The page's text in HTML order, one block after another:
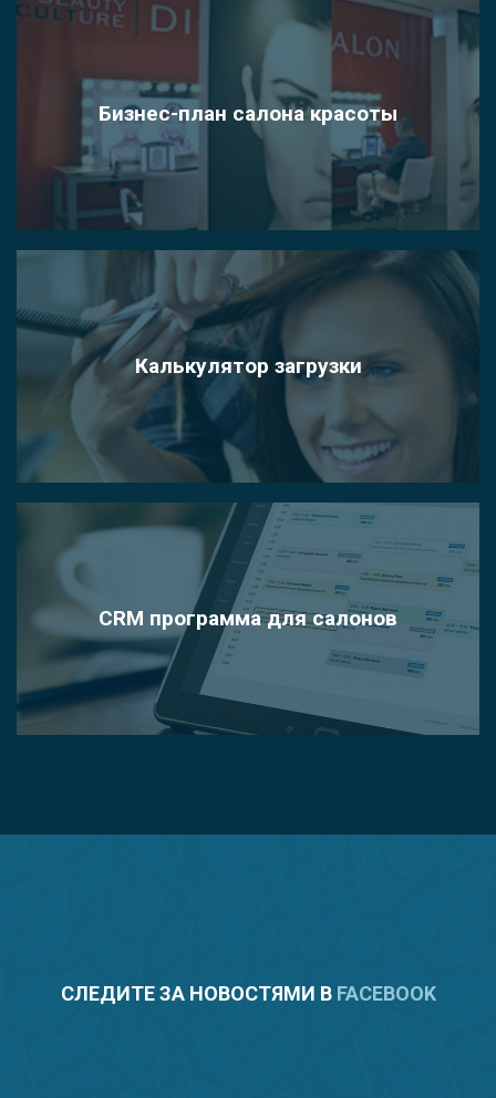
Бизнес-план салона красоты
Калькулятор загрузки
CRM программа для салонов
СЛЕДИТЕ ЗА НОВОСТЯМИ В FACEBOOK